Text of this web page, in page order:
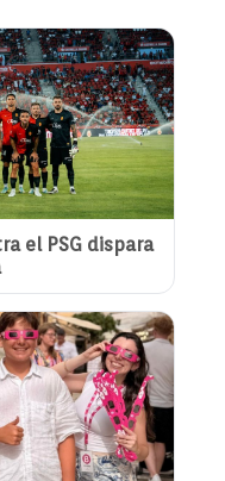
el PSG dispara